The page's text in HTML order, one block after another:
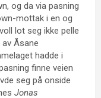
og da via pasning
mottak i en og
lot seg ikke pelle
Åsane
hadde i
finne veien
seg på onside
Jonas